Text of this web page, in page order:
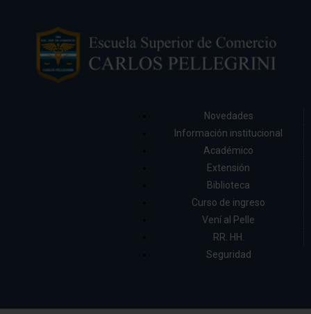
Novedades
Información institucional
Académico
Extensión
Biblioteca
Curso de ingreso
Vení al Pelle
RR. HH.
Seguridad